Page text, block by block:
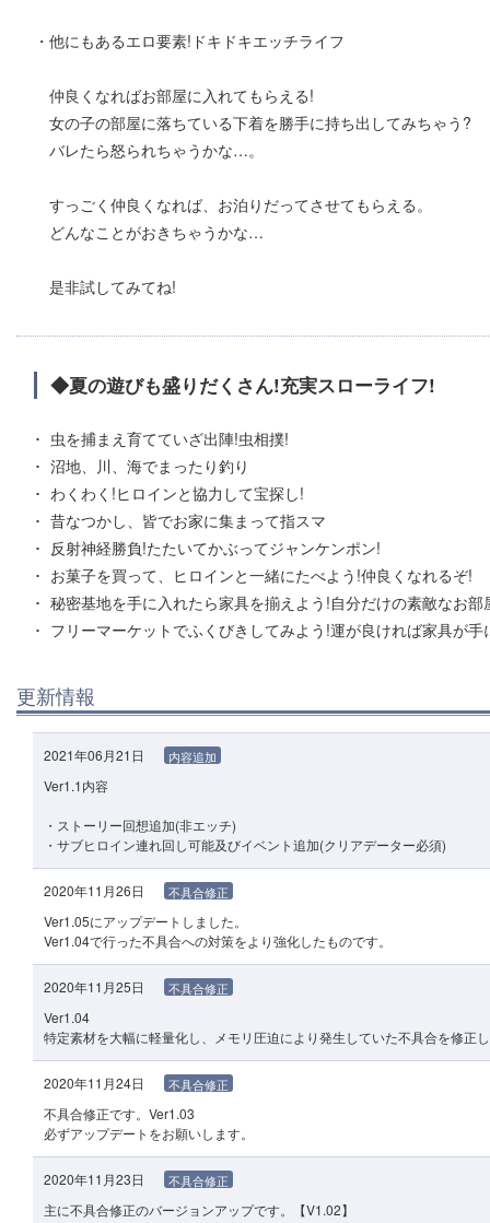
・他にもあるエロ要素!ドキドキエッチライフ
仲良くなればお部屋に入れてもらえる!
女の子の部屋に落ちている下着を勝手に持ち出してみちゃう?
バレたら怒られちゃうかな…。
すっごく仲良くなれば、お泊りだってさせてもらえる。
どんなことがおきちゃうかな…
是非試してみてね!
◆夏の遊びも盛りだくさん!充実スローライフ!
虫を捕まえ育てていざ出陣!虫相撲!
沼地、川、海でまったり釣り
わくわく!ヒロインと協力して宝探し!
昔なつかし、皆でお家に集まって指スマ
反射神経勝負!たたいてかぶってジャンケンポン!
お菓子を買って、ヒロインと一緒にたべよう!仲良くなれるぞ!
秘密基地を手に入れたら家具を揃えよう!自分だけの素敵なお部
フリーマーケットでふくびきしてみよう!運が良ければ家具が手
更新情報
2021年06月21日 内容追加
Ver1.1内容
・ストーリー回想追加(非エッチ)
・サブヒロイン連れ回し可能及びイベント追加(クリアデーター必須)
2020年11月26日 不具合修正
Ver1.05にアップデートしました。
Ver1.04で行った不具合への対策をより強化したものです。
2020年11月25日 不具合修正
Ver1.04
特定素材を大幅に軽量化し、メモリ圧迫により発生していた不具合を修正
2020年11月24日 不具合修正
不具合修正です。Ver1.03
必ずアップデートをお願いします。
2020年11月23日 不具合修正
主に不具合修正のバージョンアップです。【V1.02】